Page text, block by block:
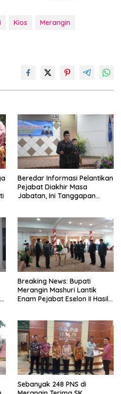
Kios
Merangin
Beredar Informasi Pelantikan
Pejabat Diakhir Masa
Jabatan, Ini Tanggapan
Breaking News: Bupati
Merangin Mashuri Lantik
Enam Pejabat Eselon II Hasil
Sebanyak 248 PNS di